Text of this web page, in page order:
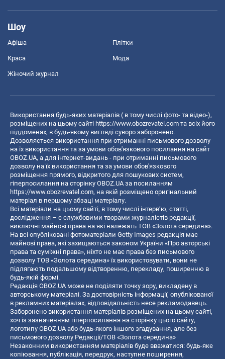
Шоу
Афіша Плітки
Краса Мода
Жіночий журнал
Використання будь-яких матеріалів ( в тому числі фото- та відео-),
розміщених на цьому сайті https://www.obozrevatel.com та всіх його
піддоменах, в будь-якому вигляді суворо заборонено.
Дозволяється використання при отриманні письмового дозволу
на їх використання та за умови обов'язкового посилання на сайт
OBOZ.UA, а для інтернет-видань - при отриманні письмового
дозволу на їх використання та за умови обов'язкового
розміщення прямого, відкритого для пошукових систем,
гіперпосилання на сторінку OBOZ.UA за посиланням
https://www.obozrevatel.com, на якій розміщено оригінальний
матеріал в першому абзаці матеріалу.
Всі матеріали на цьому сайті, в тому числі інтерв’ю, статті,
дослідження – є службовими творами журналістів редакції,
виключні майнові права на які належать ТОВ «Золота середина».
На всі опубліковані фотоматеріали Getty Images редакція має
майнові права, які захищаються законом України «Про авторські
права та суміжні права», ніхто не має права без письмового
дозволу ТОВ «Золота середина» їх використовувати, вони не
підлягають подальшому відтворенню, перекладу, поширенню в
будь-якій формі.
Редакція OBOZ.UA може не поділяти точку зору, викладену в
авторському матеріалі. За достовірність інформації, опублікованої
в рекламних матеріалах, відповідальність несе рекламодавець.
Заборонено використання матеріалів розміщених на цьому сайті,
хоч із зазначенням гіперпосилання на сторінку цього сайту,
логотипу OBOZ.UA або будь-якого іншого згадування, але без
письмового дозволу Редакції/ТОВ «Золота середина»
Незаконним використанням матеріалів буде вважатися: будь-яке
копiювання, публiкацiя, передрук, наступне поширення,